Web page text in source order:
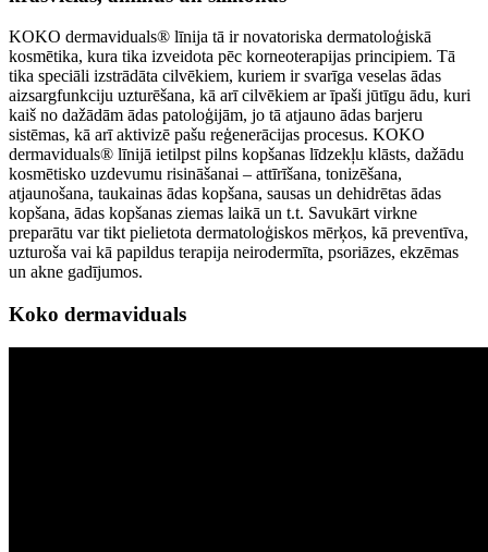
KOKO dermaviduals® līnija tā ir novatoriska dermatoloģiskā
kosmētika, kura tika izveidota pēc korneoterapijas principiem. Tā
tika speciāli izstrādāta cilvēkiem, kuriem ir svarīga veselas ādas
aizsargfunkciju uzturēšana, kā arī cilvēkiem ar īpaši jūtīgu ādu, kuri
kaiš no dažādām ādas patoloģijām, jo tā atjauno ādas barjeru
sistēmas, kā arī aktivizē pašu reģenerācijas procesus. KOKO
dermaviduals® līnijā ietilpst pilns kopšanas līdzekļu klāsts, dažādu
kosmētisko uzdevumu risināšanai – attīrīšana, tonizēšana,
atjaunošana, taukainas ādas kopšana, sausas un dehidrētas ādas
kopšana, ādas kopšanas ziemas laikā un t.t. Savukārt virkne
preparātu var tikt pielietota dermatoloģiskos mērķos, kā preventīva,
uzturoša vai kā papildus terapija neirodermīta, psoriāzes, ekzēmas
un akne gadījumos.
Koko dermaviduals